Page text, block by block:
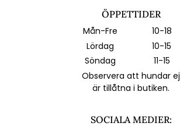
ÖPPETTIDER
Mån-Fre
10-18
Lördag
10-15
Söndag
11-15
Observera att hundar ej
är tillåtna i butiken.
SOCIALA MEDIER: